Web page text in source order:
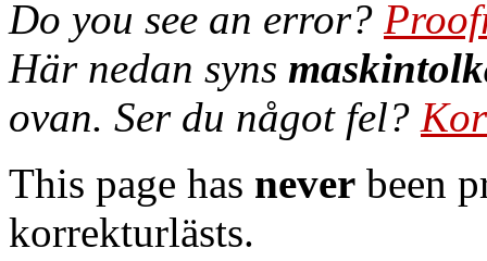
Do you see an error?
Här nedan syns
ovan. Ser du något fel?
This page has never been
korrekturlästs.